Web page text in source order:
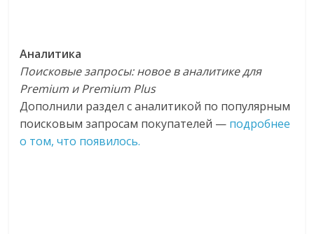
Аналитика
Поисковые запросы: новое в аналитике для
Premium и Premium Plus
Дополнили раздел с аналитикой по популярным
поисковым запросам покупателей — подробнее
о том, что появилось.